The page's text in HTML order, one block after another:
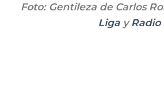
Foto: Gentileza de Carlos
Liga yRadio